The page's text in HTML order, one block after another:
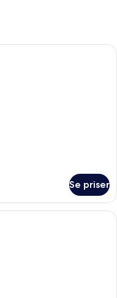
med en stor seng,
Se priser
med to senge, et